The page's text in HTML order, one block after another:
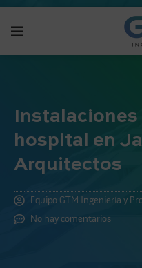
hospital en
Arquitectos
Equipo GTM Ingeniería y
No hay comentarios